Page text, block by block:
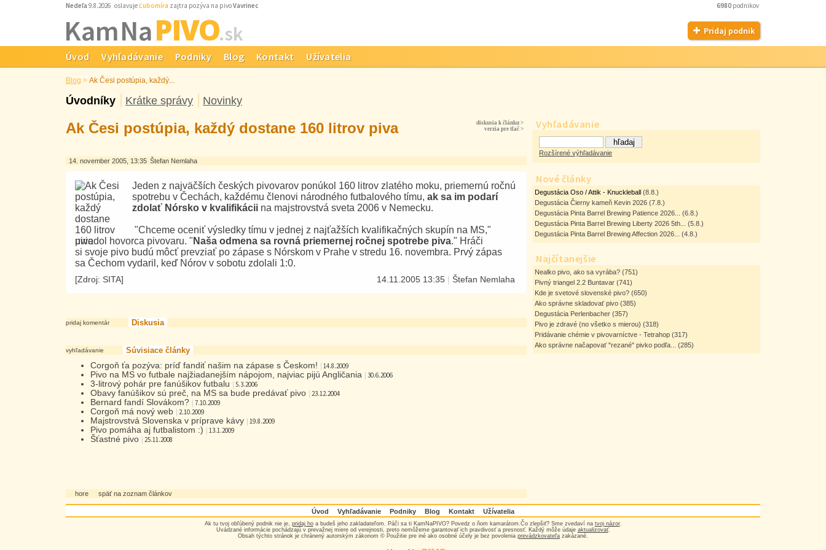
Nedeľa 9.8.2026 oslavuje Ľubomíra zajtra pozýva na pivoVavrinec 6980 podnikov
Kam NaPIVO.sk Pridaj podnik
Úvod Vyhľadávanie Podniky Blog Kontakt Užívatelia
Blog > Ak Česi postúpia, každý...
Úvodníky Krátke správy
Novinky
Vyhľadávanie
Rozšírené výhľadávanie
Nové články
Degustácia Oso / Attik - Knuckleball (8.8.)
Degustácia Čierny kameň Kevin 2026 (7.8.)
Degustácia Pinta Barrel Brewing Patience 2026...
(6.8.)
Degustácia Pinta Barrel Brewing Liberty 2026 5th...
(5.8.)
Degustácia Pinta Barrel Brewing Affection 2026...
(4.8.)
Najčítanejšie
Nealko pivo, ako sa vyrába? (751)
Pivný triangel 2.2 Buntavar (741)
Kde je svetové slovenské pivo? (650)
Ako správne skladovať pivo (385)
Degustácia Perlenbacher (357)
Pivo je zdravé (no všetko s mierou) (318)
Pridávanie chémie v pivovarníctve - Tetrahop (317)
Ako správne načapovať "rezané" pivko podľa...
(285)
diskusia k článku >
verzia pre tlač >
Ak Česi postúpia, každý dostane 160 litrov piva
14. november 2005, 13:35 Štefan Nemlaha
Jeden z najväčších českých pivovarov ponúkol 160 litrov zlatého moku, priemernú ročnú
spotrebu v Čechách, každému členovi národného futbalového tímu, ak sa im podarí
zdolať Nórsko v kvalifikácii na majstrovstvá sveta 2006 v Nemecku.
"Chceme oceniť výsledky tímu v jednej z najťažších kvalifikačných skupín na MS,"
uviedol hovorca pivovaru. " Naša odmena sa rovná priemernej ročnej spotrebe piva." Hráči
si svoje pivo budú môcť prevziať po zápase s Nórskom v Prahe v stredu 16. novembra. Prvý zápas
sa Čechom vydaril, keď Nórov v sobotu zdolali 1:0.
14.11.2005 13:35 Štefan Nemlaha
[Zdroj: SITA]
pridaj komentár Diskusia
vyhľadávanie
Súvisiace články
Corgoň ťa pozýva: príď fandiť našim na zápase s Českom!
14.8.2009
Pivo na MS vo futbale najžiadanejším nápojom, najviac pijú Angličania 30.6.2006
3-litrový pohár pre fanúšikov futbalu 5.3.2006
Obavy fanúšikov sú preč, na MS sa bude predávať pivo 23.12.2004
Bernard fandí Slovákom? 7.10.2009
Corgoň má nový web 2.10.2009
Majstrovstvá Slovenska v príprave kávy 19.8.2009
Pivo pomáha aj futbalistom :) 13.1.2009
Šťastné pivo 25.11.2008
hore späť na zoznam článkov
Úvod Vyhľadávanie Podniky Blog Kontakt Užívatelia
Ak tu tvoj obľúbený podnik nie je, pridaj hoa budeš jeho zakladateľom. Páči sa ti KamNaPIVO? Povedz o ňom kamarátom.Čo zlepšiť? Sme zvedaví na tvoj názor.
Uvádzané informácie pochádzajú v prevažnej miere od verejnosti, preto nemôžeme garantovať ich pravdivosť a presnosť. Každý môže údaje aktualizovať.
Obsah týchto stránok je chránený autorským zákonom © Použitie pre iné ako osobné účely je bez povolenia prevádzkovateľa zakázané.